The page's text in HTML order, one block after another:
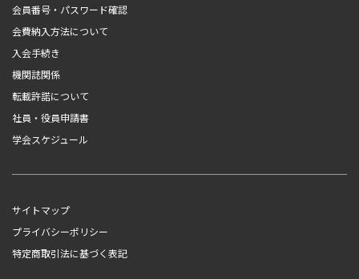
会員番号・パスワード確認
会費納入方法について
入会手続き
機関誌関係
転載許諾について
社員・役員申請書
学会スケジュール
サイトマップ
プライバシーポリシー
特定商取引法に基づく表記